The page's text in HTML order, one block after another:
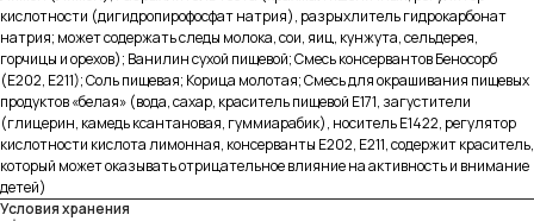
кислотности (дигидропирофосфат натрия), разрыхлитель гидрокарбонат
натрия; может содержать следы молока, сои, яиц, кунжута, сельдерея,
горчицы и орехов); Ванилин сухой пищевой; Смесь консервантов Беносорб
(Е202, Е211); Соль пищевая; Корица молотая; Смесь для окрашивания пищевых
продуктов «белая» (вода, сахар, краситель пищевой Е171, загустители
(глицерин, камедь ксантановая, гуммиарабик), носитель Е1422, регулятор
кислотности кислота лимонная, консерванты Е202, Е211, содержит краситель,
который может оказывать отрицательное влияние на активность и внимание
детей)
Условия хранения
Контакты
b2b@fabrica-rf.ru
sales@fabrica-rf.ru
+7(911) 908-54-40